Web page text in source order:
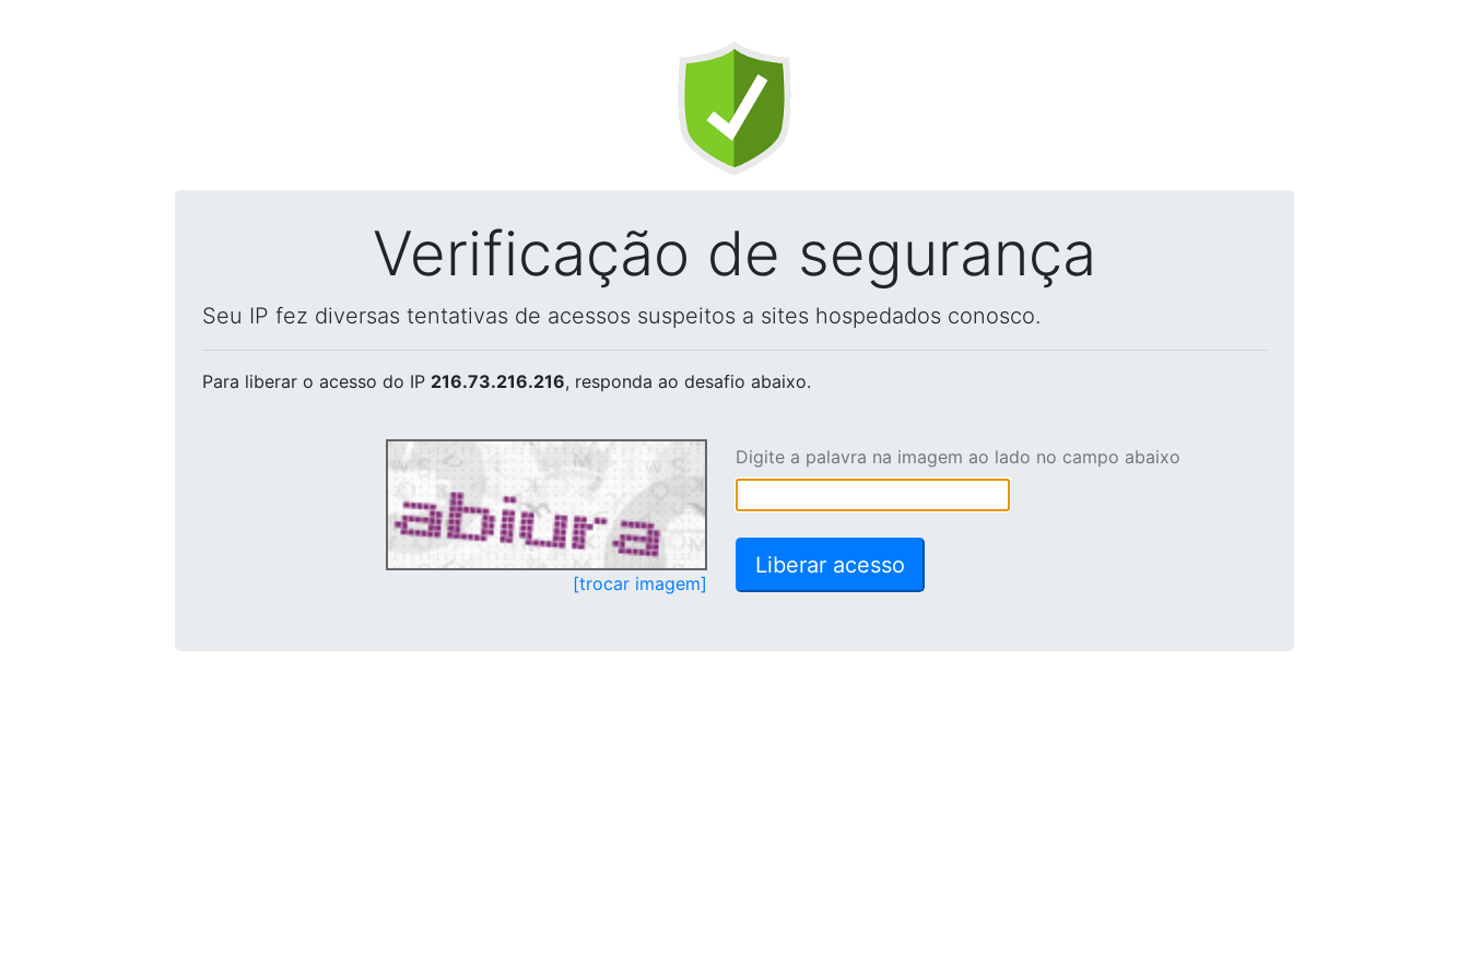
Verificação de segurança
Seu IP fez diversas tentativas de acessos suspeitos a sites hospedados conosco.
Para liberar o acesso do IP 216.73.216.216, responda ao desafio abaixo.
[trocar imagem]
Digite a palavra na imagem ao lado no campo abaixo